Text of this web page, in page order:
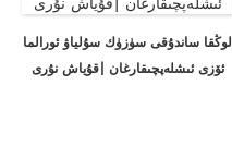
لوڭقا ساندۇقى سۈزۈك سۇلياۋ ئورالما
ئۆزى ئىشلەپچىقارغان |قۇياش نۇرى